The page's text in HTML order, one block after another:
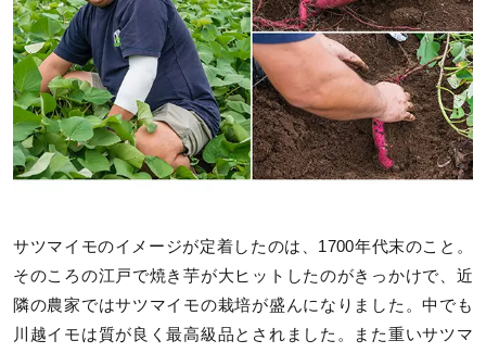
サツマイモのイメージが定着したのは、1700年代末のこと。
そのころの江戸で焼き芋が大ヒットしたのがきっかけで、近
隣の農家ではサツマイモの栽培が盛んになりました。中でも
川越イモは質が良く最高級品とされました。また重いサツマ